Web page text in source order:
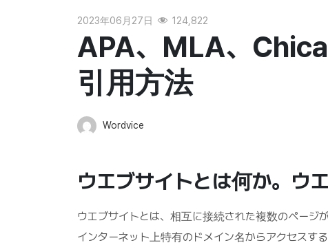
2023年06月27日 124,822
APA、MLA、
引用方法
Wordvice
ウエブサイトとは何か。ウ
ウエブサイトとは、相互に接続された複数のページ
インターネット上特有のドメイン名からアクセスす